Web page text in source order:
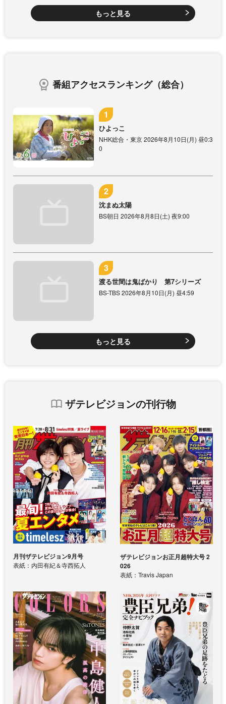
もっと見る
番組アクセスランキング（総合）
ひよっこ
NHK総合・東京 2026年8月10日(月) 昼0:3
0
沈まぬ太陽
BS朝日 2026年8月8日(土) 夜9:00
渡る世間は鬼ばかり 第7シリーズ
BS-TBS 2026年8月10日(月) 昼4:59
もっと見る
ザテレビジョンの刊行物
月刊ザテレビジョン9月号
表紙：内田有紀＆寺西拓人
ザテレビジョンお正月超特大号 2
026
表紙：Travis Japan